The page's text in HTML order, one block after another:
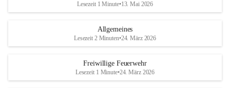
Lesezeit 1 Minute•13. Mai 2026
Allgemeines
Lesezeit 2 Minuten•24. März 2026
Freiwillige Feuerwehr
Lesezeit 1 Minute•24. März 2026